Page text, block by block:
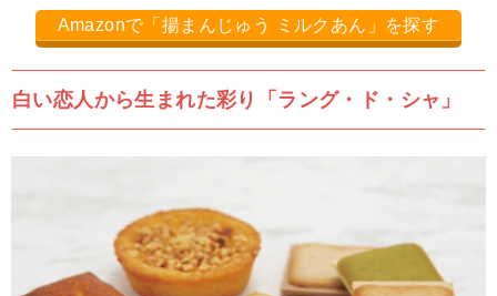
Amazonで「揚まんじゅう ミルクあん」を探す
白い恋人から生まれた彩り「ラング・ド・シャ」